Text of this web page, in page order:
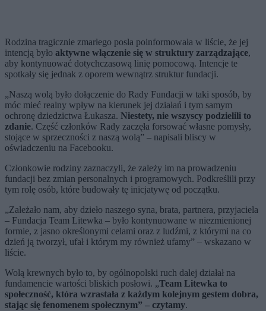
Rodzina tragicznie zmarłego posła poinformowała w liście, że jej
intencją było aktywne włączenie się w struktury zarządzające,
aby kontynuować dotychczasową linię pomocową. Intencje te
spotkały się jednak z oporem wewnątrz struktur fundacji.
„Naszą wolą było dołączenie do Rady Fundacji w taki sposób, by
móc mieć realny wpływ na kierunek jej działań i tym samym
ochronę dziedzictwa Łukasza. Niestety, nie wszyscy podzielili to
zdanie. Część członków Rady zaczęła forsować własne pomysły,
stojące w sprzeczności z naszą wolą” – napisali bliscy w
oświadczeniu na Facebooku.
Członkowie rodziny zaznaczyli, że zależy im na prowadzeniu
fundacji bez zmian personalnych i programowych. Podkreślili przy
tym rolę osób, które budowały tę inicjatywę od początku.
„Zależało nam, aby dzieło naszego syna, brata, partnera, przyjaciela
– Fundacja Team Litewka – było kontynuowane w niezmienionej
formie, z jasno określonymi celami oraz z ludźmi, z którymi na co
dzień ją tworzył, ufał i którym my również ufamy” – wskazano w
liście.
Wolą krewnych było to, by ogólnopolski ruch dalej działał na
fundamencie wartości bliskich posłowi. „Team Litewka to
społeczność, która wzrastała z każdym kolejnym gestem dobra,
stając się fenomenem społecznym” – czytamy.